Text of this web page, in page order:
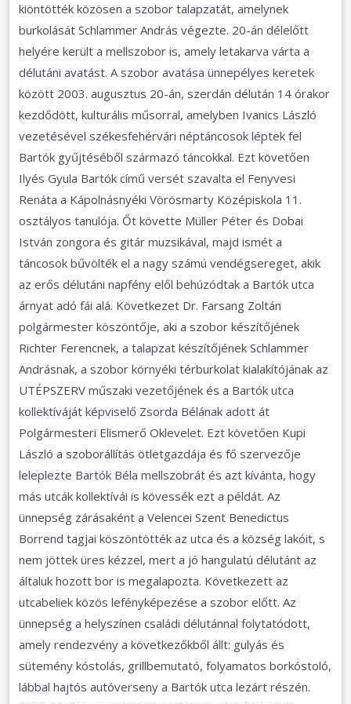
kiöntötték közösen a szobor talapzatát, amelynek
burkolását Schlammer András végezte. 20-án délelőtt
helyére került a mellszobor is, amely letakarva várta a
délutáni avatást. A szobor avatása ünnepélyes keretek
között 2003. augusztus 20-án, szerdán délután 14 órakor
kezdődött, kulturális műsorral, amelyben Ivanics László
vezetésével székesfehérvári néptáncosok léptek fel
Bartók gyűjtéséből származó táncokkal. Ezt követően
Ilyés Gyula Bartók című versét szavalta el Fenyvesi
Renáta a Kápolnásnyéki Vörösmarty Középiskola 11.
osztályos tanulója. Őt követte Müller Péter és Dobai
István zongora és gitár muzsikával, majd ismét a
táncosok bűvölték el a nagy számú vendégsereget, akik
az erős délutáni napfény elől behúzódtak a Bartók utca
árnyat adó fái alá. Következet Dr. Farsang Zoltán
polgármester köszöntője, aki a szobor készítőjének
Richter Ferencnek, a talapzat készítőjének Schlammer
Andrásnak, a szobor környéki térburkolat kialakítójának az
UTÉPSZERV műszaki vezetőjének és a Bartók utca
kollektíváját képviselő Zsorda Bélának adott át
Polgármesteri Elismerő Oklevelet. Ezt követően Kupi
László a szoborállítás ötletgazdája és fő szervezője
leleplezte Bartók Béla mellszobrát és azt kívánta, hogy
más utcák kollektívái is kövessék ezt a példát. Az
ünnepség zárásaként a Velencei Szent Benedictus
Borrend tagjai köszöntötték az utca és a község lakóit, s
nem jöttek üres kézzel, mert a jó hangulatú délutánt az
általuk hozott bor is megalapozta. Következett az
utcabeliek közös lefényképezése a szobor előtt. Az
ünnepség a helyszínen családi délutánnal folytatódott,
amely rendezvény a következőkből állt: gulyás és
sütemény kóstolás, grillbemutató, folyamatos borkóstoló,
lábbal hajtós autóverseny a Bartók utca lezárt részén.